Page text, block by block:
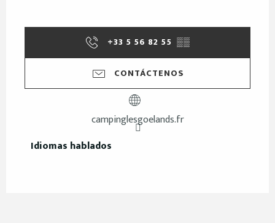
+33 5 56 82 55 ▒▒
CONTÁCTENOS
campinglesgoelands.fr
Idiomas hablados
Idiomas hablados